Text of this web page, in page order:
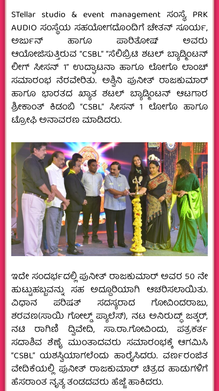
STellar studio & event management ಸಂಸ್ಥೆ‌,‌ PRK
AUDIO ಸಂಸ್ಥೆಯ ಸಹಯೋಗದೊಂದಿಗೆ ಚೇತನ್ ಸೂರ್ಯ,
ಅರ್ಜುನ್ ಹಾಗೂ ಪಾರಿತೋಷ್ ಅವರು
ಆಯೋಜಿಸುತ್ತಿರುವ “CSBL” “ಸೆಲಿಬ್ರಿಟಿ ಶಟಲ್ ಬ್ಯಾಡ್ಮಿಂಟನ್
ಲೀಗ್ ಸೀಸನ್ 1” ಉದ್ಘಾಟನಾ ಹಾಗೂ‌ ಲೋಗೊ ಲಾಂಚ್
ಸಮಾರಂಭ ನೆರವೇರಿತು. ಅಶ್ವಿನಿ ಪುನೀತ್ ರಾಜಕುಮಾರ್
ಹಾಗೂ ಭಾರತದ ಖ್ಯಾತ ಶಟಲ್ ಬ್ಯಾಡ್ಮಿಂಟನ್ ಆಟಗಾರ
ಶ್ರೀಕಾಂತ್ ಕಿಡಂಬಿ “CSBL” ಸೀಸನ್ 1 ಲೋಗೊ ಹಾಗೂ
ಟ್ರೋಫಿ ಅನಾವರಣ ಮಾಡಿದರು‌.‌
ಇದೇ ಸಂದರ್ಭದಲ್ಲಿ ಪುನೀತ್ ರಾಜಕುಮಾರ್ ಅವರ 50 ನೇ
ಹುಟ್ಟುಹಬ್ಬವನ್ನು ಸಹ ಅದ್ದೂರಿಯಾಗಿ ಆಚರಿಸಲಾಯಿತು.
ವಿಧಾನ ಪರಿಷತ್ ಸದಸ್ಯರಾದ ಗೋವಿಂದರಾಜು,
ಶರವಣ(ಸಾಯಿ ಗೋಲ್ಡ್ ಪ್ಯಾಲೆಸ್), ನಟ ಅನಿರುದ್ಧ್ ಜತ್ಕರ್,
ನಟಿ ರಾಗಿಣಿ ದ್ವಿವೇದಿ, ಸಾ.ರಾ.ಗೋವಿಂದು, ಪತ್ರಕರ್ತ
ಸದಾಶಿವ ಶೆಣೈ ಮುಂತಾದವರು ಸಮಾರಂಭಕ್ಕೆ ಆಗಮಿಸಿ
“CSBL” ಯಶಸ್ವಿಯಾಗಲೆಂದು ಹಾರೈಸಿದರು. ವರ್ಣರಂಜಿತ
ವೇದಿಕೆಯಲ್ಲಿ ಪುನೀತ್ ರಾಜಕುಮಾರ್ ಚಿತ್ರದ ಹಾಡುಗಳಿಗೆ
ಹೆಸರಾಂತ ನೃತ್ಯ ತಂಡದವರು ಹೆಜ್ಜೆ ಹಾಕಿದರು.